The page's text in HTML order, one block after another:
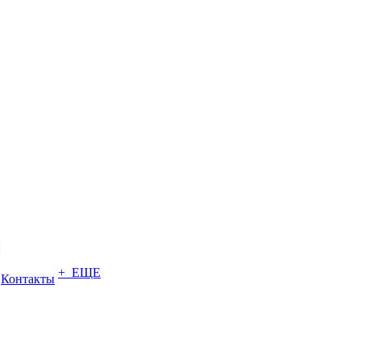
Контакты + ЕЩЕ